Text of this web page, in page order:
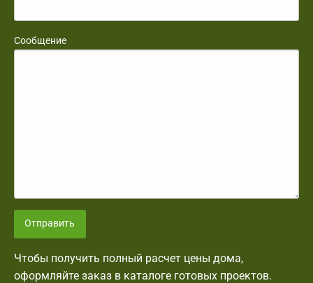
Сообщение
Отправить
Чтобы получить полный расчет цены дома,
оформляйте заказ в каталоге готовых проектов.